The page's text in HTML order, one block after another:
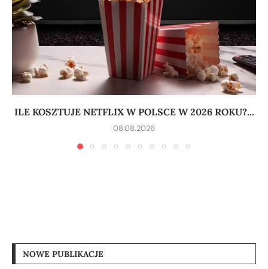
ILE KOSZTUJE NETFLIX W POLSCE W 2026 ROKU?...
08.08.2026
NOWE PUBLIKACJE